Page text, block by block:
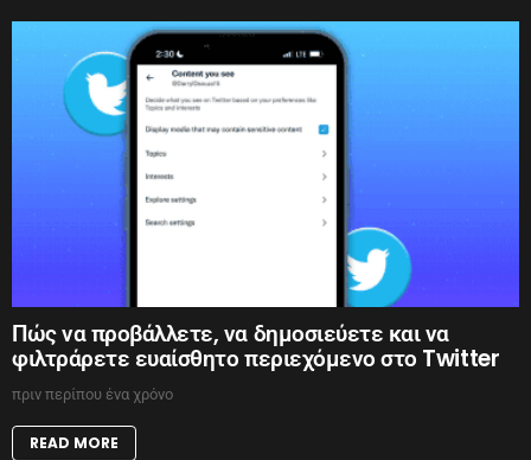
Πώς να προβάλλετε, να δημοσιεύετε και να
φιλτράρετε ευαίσθητο περιεχόμενο στο Twitter
πριν περίπου ένα χρόνο
READ MORE